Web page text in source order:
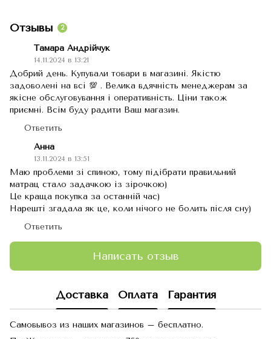
Отзывы 2
Тамара Андрійчук
14.11.2024 в 13:21
Добрий день. Купували товари в магазині. Якістю
задоволені на всі 💯 . Велика вдячність менеджерам за
якісне обслуговування і оперативність. Ціни також
приємні. Всім буду радити Ваш магазин.
Ответить
Анна
13.11.2024 в 13:51
Маю проблеми зі спиною, тому підібрати правильний
матрац стало задачкою із зірочкою)
Це краща покупка за останній час)
Нарешті згадала як це, коли нічого не болить після сну)
Ответить
Написать отзыв
Доставка Оплата Гарантия
Самовывоз из наших магазинов – бесплатно.